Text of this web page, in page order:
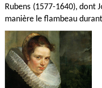
Rubens (1577-1640), dont
manière le flambeau